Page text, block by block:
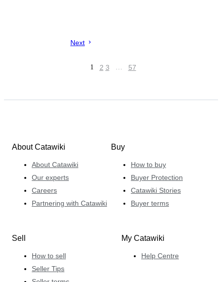
Next
1 2 3 … 57
About Catawiki
About Catawiki
Our experts
Careers
Partnering with Catawiki
Buy
How to buy
Buyer Protection
Catawiki Stories
Buyer terms
Sell
How to sell
Seller Tips
My Catawiki
Help Centre